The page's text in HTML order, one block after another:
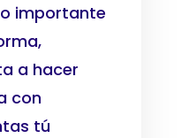
importante
a hacer
con
tú